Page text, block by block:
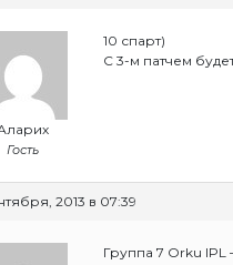
Гость
10 спарт)
С 3-м патчем
2013 в 07:39
Группа 7 Orku